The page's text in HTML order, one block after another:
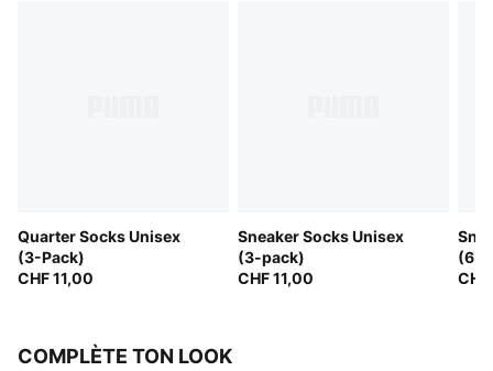
Quarter Socks Unisex
(3-Pack)
CHF 11,00
Sneaker Socks Unisex
(3-pack)
CHF 11,00
(6-
COMPLÈTE TON LOOK